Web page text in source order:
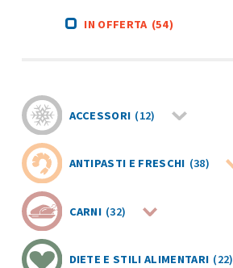
IN OFFERTA (54)
ACCESSORI (12)
ANTIPASTI E FRESCHI (38)
CARNI (32)
DIETE E STILI ALIMENTARI (22)